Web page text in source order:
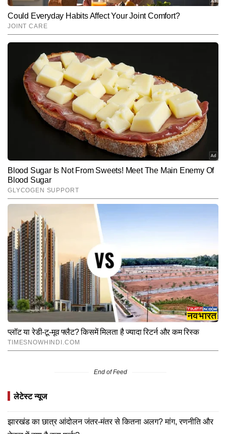
End of Feed
लेटेस्ट न्यूज
झारखंड का छात्र आंदोलन जंतर-मंतर से कितना अलग? मांग, रणनीति और